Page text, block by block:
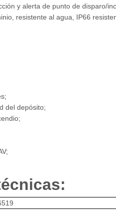
y alerta de punto de disparo/
resistente al agua, IP66
del depósito;